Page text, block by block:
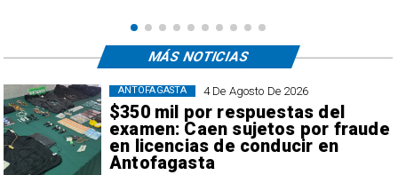
4 De Agosto De 2026
$350 mil por respuestas del
examen: Caen sujetos por fraude
en licencias de conducir en
Antofagasta
ANTOFAGASTA
MÁS NOTICIAS